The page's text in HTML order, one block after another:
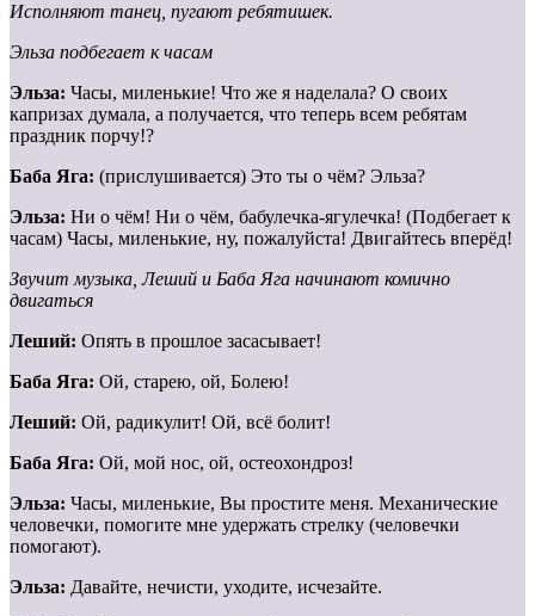
Исполняют танец, пугают ребятишек.
Эльза подбегает к часам
Эльза: Часы, миленькие! Что же я наделала? О своих
капризах думала, а получается, что теперь всем ребятам
праздник порчу!?
Баба Яга: (прислушивается) Это ты о чём? Эльза?
Эльза: Ни о чём! Ни о чём, бабулечка-ягулечка! (Подбегает к
часам) Часы, миленькие, ну, пожалуйста! Двигайтесь вперёд!
Звучит музыка, Леший и Баба Яга начинают комично
двигаться
Леший: Опять в прошлое засасывает!
Баба Яга: Ой, старею, ой, Болею!
Леший: Ой, радикулит! Ой, всё болит!
Баба Яга: Ой, мой нос, ой, остеохондроз!
Эльза: Часы, миленькие, Вы простите меня. Механические
человечки, помогите мне удержать стрелку (человечки
помогают).
Эльза: Давайте, нечисти, уходите, исчезайте.